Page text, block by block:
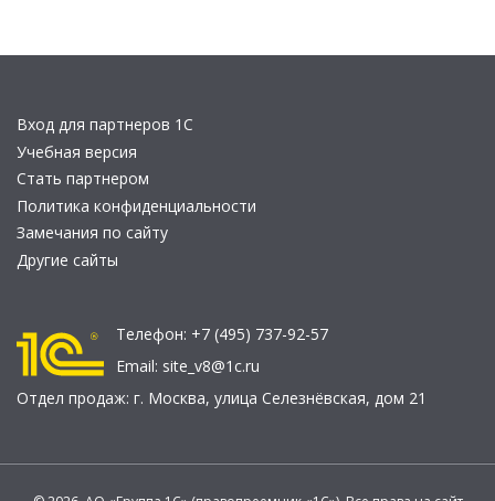
Вход для партнеров 1С
Учебная версия
Стать партнером
Политика конфиденциальности
Замечания по сайту
Другие сайты
Телефон: +7 (495) 737-92-57
Email: site_v8@1c.ru
Отдел продаж: г. Москва, улица Селезнёвская, дом 21